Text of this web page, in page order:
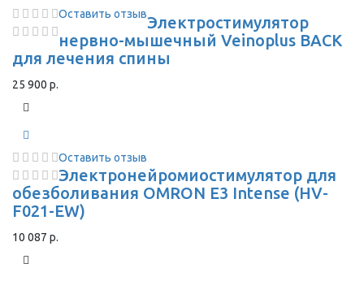
Оставить отзывЭлектростимулятор
нервно-мышечный Veinoplus BACK
для лечения спины
25 900 р.
Оставить отзыв
Электронейромиостимулятор для
обезболивания OMRON Е3 Intense (HV-
F021-EW)
10 087 р.